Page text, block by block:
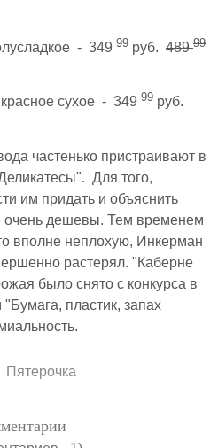
- 349 99 руб. 48999
красное сухое - 349 99 руб.
частенько пристраивают в
Для того,
им придать и объяснить
очень дешевы. Тем временем
вполне неплохую, Инкерман
растерял. "Каберне
было снято с конкурса в
пластик, запах
Пятерочка